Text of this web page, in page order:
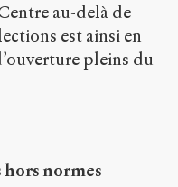
au-delà de
est ainsi en
pleins du
hors normes